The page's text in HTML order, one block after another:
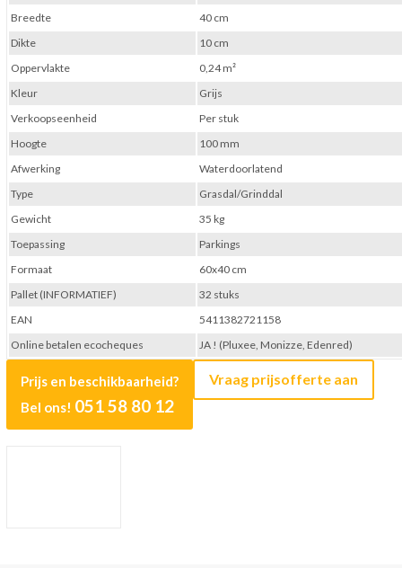
Prijs en beschikbaarheid?
Bel ons! 051 58 80 12
Vraag prijsofferte aan
Breedte
40 cm
Dikte
10 cm
Oppervlakte
0,24 m²
Kleur
Grijs
Verkoopseenheid
Per stuk
Hoogte
100 mm
Afwerking
Waterdoorlatend
Type
Grasdal/Grinddal
Gewicht
35 kg
Toepassing
Parkings
Formaat
60x40 cm
Pallet (INFORMATIEF)
32 stuks
EAN
5411382721158
Online betalen ecocheques
JA ! (Pluxee, Monizze, Edenred)